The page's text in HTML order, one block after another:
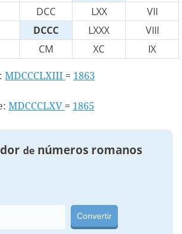
DCC LXX
VII
DCCC LXXX
VIII
CM XC IX
MDCCCLXIII = 1863
MDCCCLXV = 1865
de números romanos
Convertir